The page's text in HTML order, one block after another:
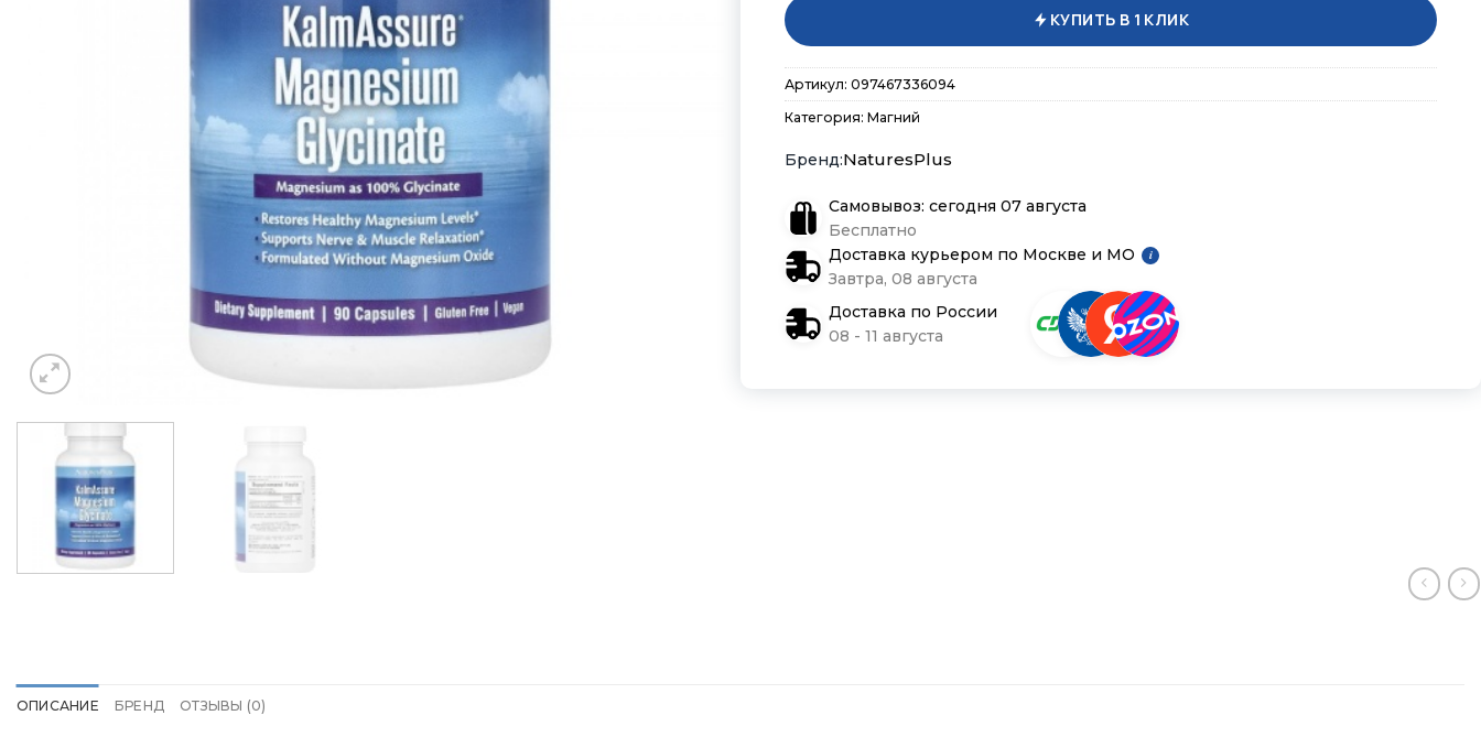
КУПИТЬ В 1 КЛИК
Артикул: 097467336094
Категория: Магний
NaturesPlus
Самовывоз: сегодня 07 августа
Бесплатно
Доставка курьером по Москве и МО
i
Завтра, 08 августа
Доставка по России
08 - 11 августа
ОПИСАНИЕ БРЕНД ОТЗЫВЫ (0)